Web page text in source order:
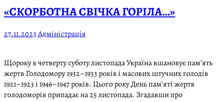
«СКОРБОТНА СВІЧКА ГОРІЛА…»
27.11.2023Адміністрація
Щороку в четверту суботу листопада Україна вшановує пам’ять
жертв Голодомору 1932–1933 років і масових штучних голодів
1921–1923 і 1946–1947 років. Цього року День пам’яті жертв
голодоморів припадає на 25 листопада. Згадавши про